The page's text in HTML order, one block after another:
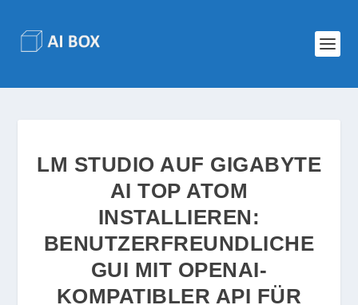
LM STUDIO AUF GIGABYTE
AI TOP ATOM
INSTALLIEREN:
BENUTZERFREUNDLICHE
GUI MIT OPENAI-
KOMPATIBLER API FÜR